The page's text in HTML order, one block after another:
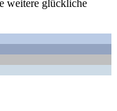
weitere glückliche